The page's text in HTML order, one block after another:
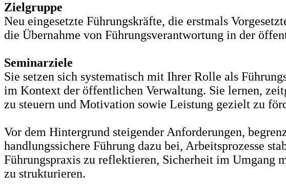
Zielgruppe
Neu eingesetzte Führungskräfte, die erstmals
die Übernahme von Führungsverantwortung in der
Seminarziele
Sie setzen sich systematisch mit Ihrer Rolle als
im Kontext der öffentlichen Verwaltung. Sie lernen,
zu steuern und Motivation sowie Leistung gezielt zu
Vor dem Hintergrund steigender Anforderungen,
handlungssichere Führung dazu bei, Arbeitsprozesse
Führungspraxis zu reflektieren, Sicherheit im Umgang
zu strukturieren.